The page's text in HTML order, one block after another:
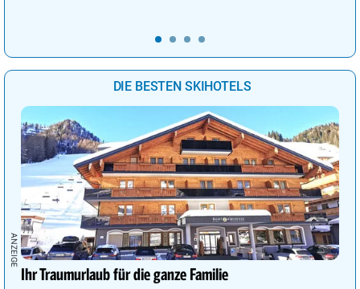
DIE BESTEN SKIHOTELS
Ihr Traumurlaub für die ganze Familie